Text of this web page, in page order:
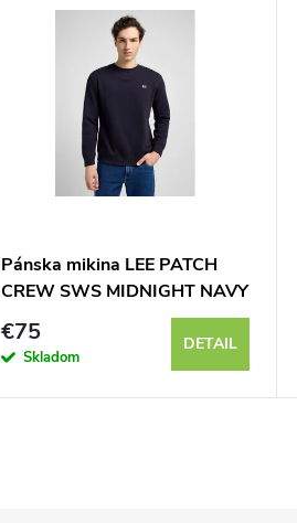
Pánska mikina LEE PATCH
CREW SWS MIDNIGHT NAVY
112121794
€75
Skladom
DETAIL